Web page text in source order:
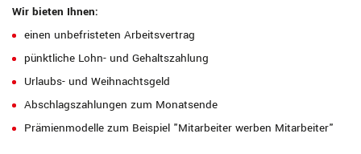
Wir bieten Ihnen:
einen unbefristeten Arbeitsvertrag
pünktliche Lohn- und Gehaltszahlung
Urlaubs- und Weihnachtsgeld
Abschlagszahlungen zum Monatsende
Prämienmodelle zum Beispiel "Mitarbeiter werben Mitarbeiter"